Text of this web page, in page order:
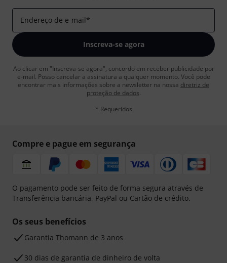
Endereço de e-mail*
Inscreva-se agora
Ao clicar em "Inscreva-se agora", concordo em receber publicidade por
e-mail. Posso cancelar a assinatura a qualquer momento. Você pode
encontrar mais informações sobre a newsletter na nossa diretriz de
proteção de dados.
* Requeridos
Compre e pague em segurança
O pagamento pode ser feito de forma segura através de
Transferência bancária, PayPal ou Cartão de crédito.
Os seus benefícios
Garantia Thomann de 3 anos
30 dias de garantia de dinheiro de volta